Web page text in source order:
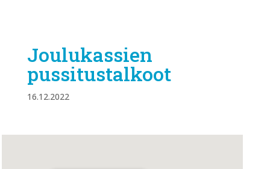
Joulukassien
pussitustalkoot
16.12.2022